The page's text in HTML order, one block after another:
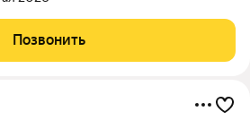
Позвонить